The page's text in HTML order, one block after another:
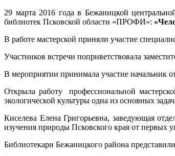
29 марта 2016 года в Бежаницкой
библиотек Псковской области «ПРОФИ»:
В работе мастерской приняли участие
Участников встречи поприветствовала
В мероприятии принимала участие начальник
Открыла работу профессиональной
экологической культуры одна из основных
Киселева Елена Григорьевна, заведующая
изучения природы Псковского края от первых
Библиотекари Бежаницкого района